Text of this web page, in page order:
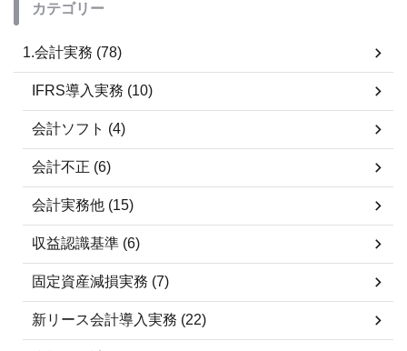
カテゴリー
1.会計実務 (78)
IFRS導入実務 (10)
会計ソフト (4)
会計不正 (6)
会計実務他 (15)
収益認識基準 (6)
固定資産減損実務 (7)
新リース会計導入実務 (22)